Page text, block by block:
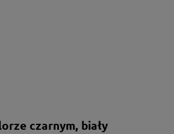
czarnym, biały